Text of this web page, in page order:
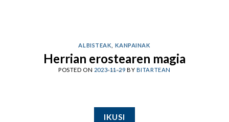
ALBISTEAK KANPAINAK
Herrian erostearen magia
POSTED ON 2023-11-29 BY BITARTEAN
IKUSI